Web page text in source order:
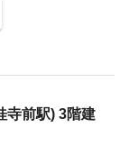
寺前駅) 3階建